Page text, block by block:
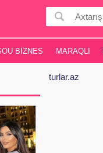
BIZNES MARAQLI
turlar.az